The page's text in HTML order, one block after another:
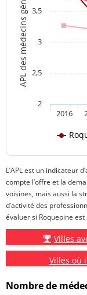
APL des médecins généralistes
2016
2
2,5
3
3,5
L’APL est un indicateur
compte l’offre et la
voisines, mais aussi la
d’activité des
évaluer si Roquepine
Villes
Villes où
Nombre de